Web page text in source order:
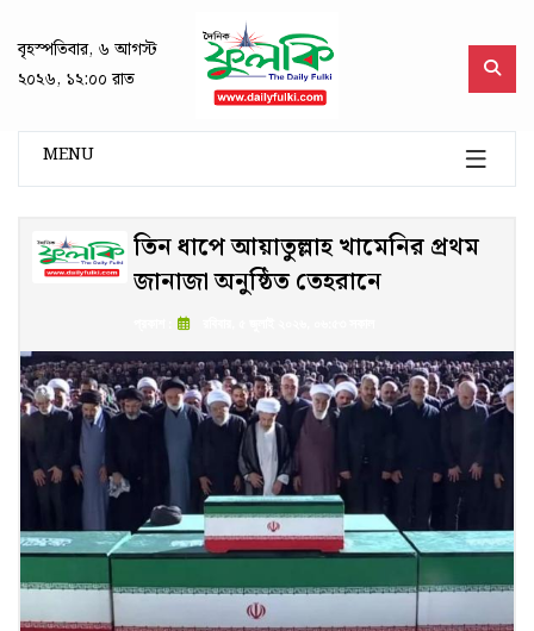
বৃহস্পতিবার, ৬ আগস্ট
২০২৬, ১২:০০ রাত
MENU
তিন ধাপে আয়াতুল্লাহ খামেনির প্রথম
জানাজা অনুষ্ঠিত তেহরানে